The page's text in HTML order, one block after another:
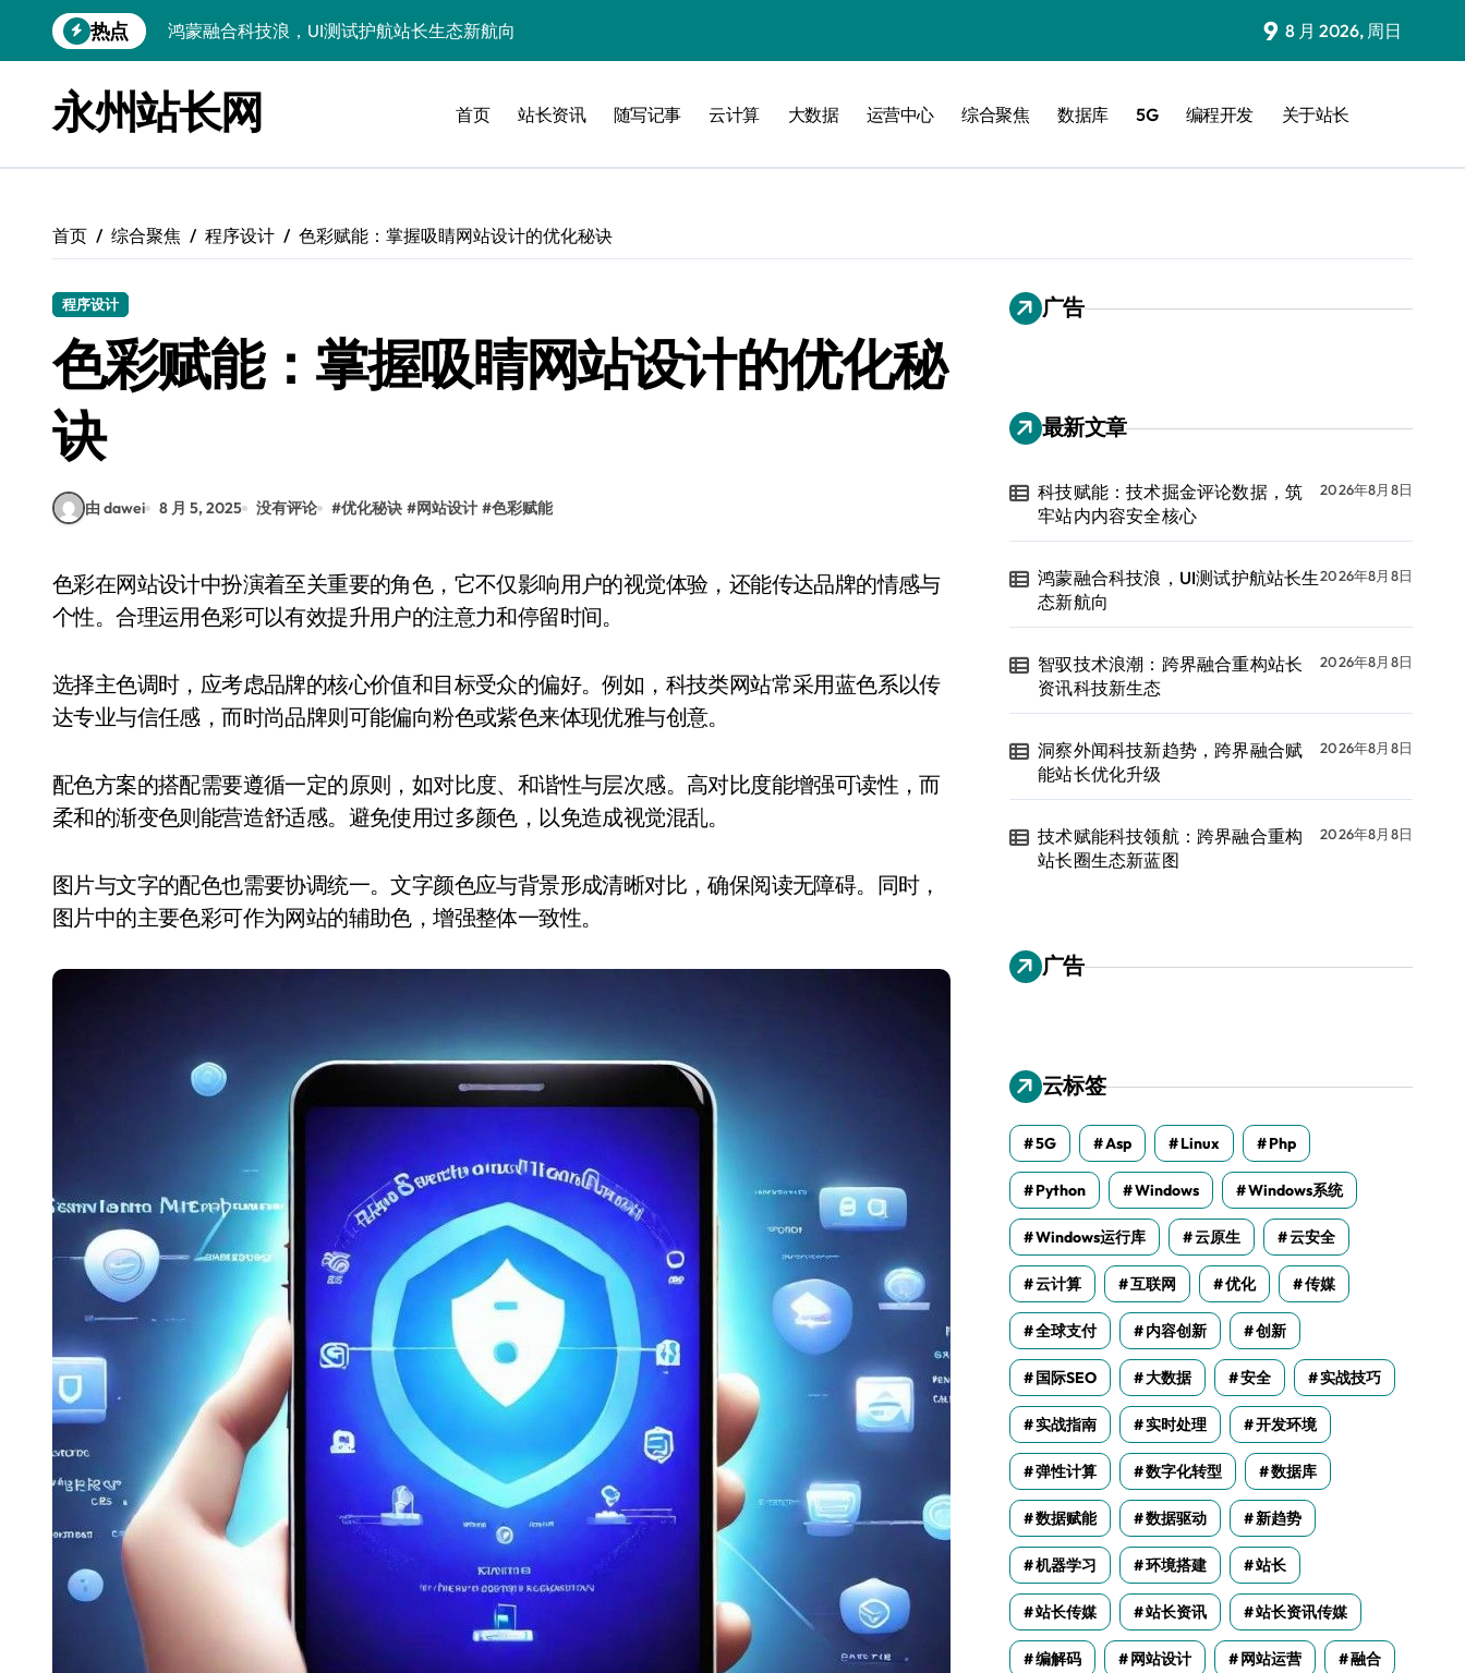
到
热点
智驭技术浪潮：跨界融合重构站长资讯科技新生态
洞察外闻科技新趋势，跨界融合赋能站长优化升级
服务器技术深度融合创新，赋能站长跨界掘金科技新蓝海
API技术赋能：跨界融合下站长合规风控科技新策略探索
9 8 月 2026, 周日
永州站长网 首页 站长资讯 随写记事 云计算 大数据 运营中心 综合聚焦 数据库 5G 编程开发 关于站长
首页 综合聚焦 程序设计 色彩赋能：掌握吸睛网站设计的优化秘诀
程序设计
色彩赋能：掌握吸睛网站设计的优化秘
诀
由 dawei 8 月 5, 2025 没有评论 #优化秘诀 #网站设计 #色彩赋能
色彩在网站设计中扮演着至关重要的角色，它不仅影响用户的视觉体验，还能传达品牌的情感与
个性。合理运用色彩可以有效提升用户的注意力和停留时间。
选择主色调时，应考虑品牌的核心价值和目标受众的偏好。例如，科技类网站常采用蓝色系以传
达专业与信任感，而时尚品牌则可能偏向粉色或紫色来体现优雅与创意。
配色方案的搭配需要遵循一定的原则，如对比度、和谐性与层次感。高对比度能增强可读性，而
柔和的渐变色则能营造舒适感。避免使用过多颜色，以免造成视觉混乱。
图片与文字的配色也需要协调统一。文字颜色应与背景形成清晰对比，确保阅读无障碍。同时，
图片中的主要色彩可作为网站的辅助色，增强整体一致性。
广告
最新文章
科技赋能：技术掘金评论数据，筑
牢站内内容安全核心
2026年8月8日
鸿蒙融合科技浪，UI测试护航站长生
态新航向
2026年8月8日
智驭技术浪潮：跨界融合重构站长
资讯科技新生态
2026年8月8日
洞察外闻科技新趋势，跨界融合赋
能站长优化升级
2026年8月8日
技术赋能科技领航：跨界融合重构
站长圈生态新蓝图
2026年8月8日
广告
云标签
5G Asp Linux Php
Python Windows Windows系统
Windows运行库 云原生 云安全
云计算 互联网 优化 传媒
全球支付 内容创新 创新
国际SEO 大数据 安全 实战技巧
实战指南 实时处理 开发环境
弹性计算 数字化转型 数据库
数据赋能 数据驱动 新趋势
机器学习 环境搭建 站长
站长传媒 站长资讯 站长资讯传媒
编解码 网站设计 网站运营 融合